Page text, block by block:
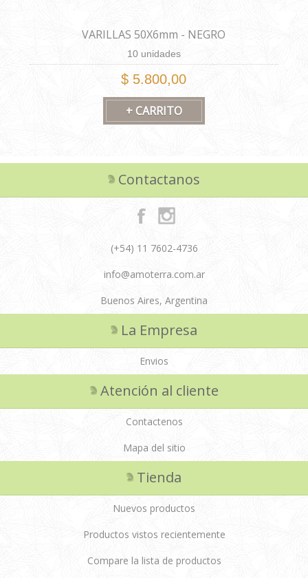
VARILLAS 50X6mm - NEGRO
10 unidades
$ 5.800,00
Contactanos
(+54) 11 7602-4736
info@amoterra.com.ar
Buenos Aires, Argentina
La Empresa
Envios
Atención al cliente
Contactenos
Mapa del sitio
Tienda
Nuevos productos
Productos vistos recientemente
Compare la lista de productos